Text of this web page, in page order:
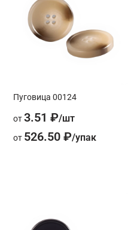
Пуговица 00124
от3.51 ₽
от 526.50 ₽